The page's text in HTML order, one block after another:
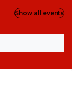
Show all events